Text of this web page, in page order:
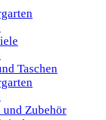
Taschen
und Zubehör